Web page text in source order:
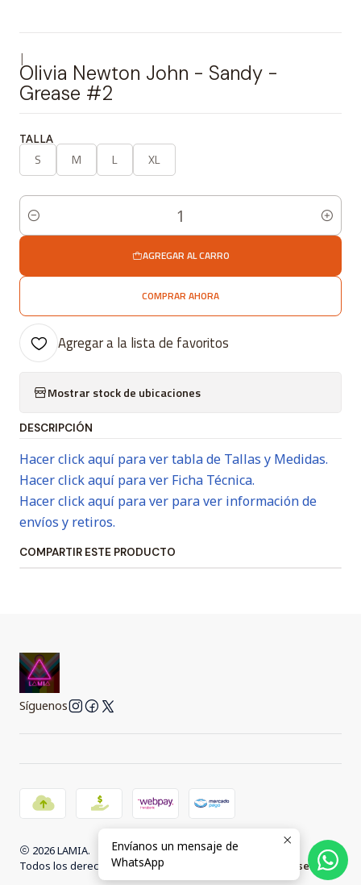
|
Olivia Newton John - Sandy -
Grease #2
TALLA
S M L XL
Cantidad
AGREGAR AL CARRO
COMPRAR AHORA
Agregar a la lista de favoritos
Mostrar stock de ubicaciones
DESCRIPCIÓN
Hacer click aquí para ver tabla de Tallas y Medidas.
Hacer click aquí para ver Ficha Técnica.
Hacer click aquí para ver para ver información de
envíos y retiros.
COMPARTIR ESTE PRODUCTO
Síguenos
2026 LAMIA.
Todos los derechos reservados.
Desarrollado por Jumpseller.
Envíanos un mensaje de
WhatsApp